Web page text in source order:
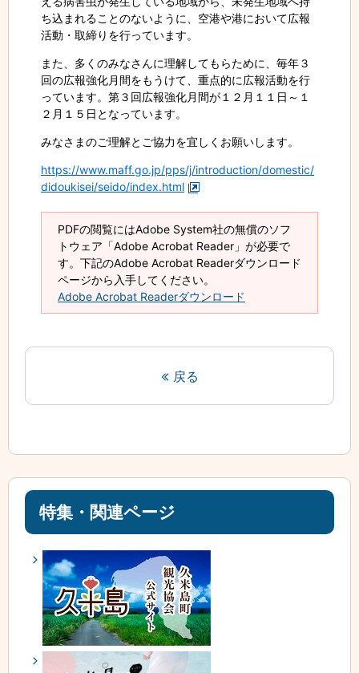
ち込まれることのないように、空港や港において広報
活動・取締りを行っています。
また、多くのみなさんに理解してもらために、毎年３
回の広報強化月間をもうけて、重点的に広報活動を行
っています。第３回広報強化月間が１２月１１日～１
２月１５日となっています。
みなさまのご理解とご協力を宜しくお願いします。
https://www.maff.go.jp/pps/j/introduction/domestic/
didoukisei/seido/index.html
PDFの閲覧にはAdobe System社の無償のソフ
トウェア「Adobe Acrobat Reader」が必要で
す。下記のAdobe Acrobat Readerダウンロード
ページから入手してください。
Adobe Acrobat Readerダウンロード
戻る
特集・関連ページ